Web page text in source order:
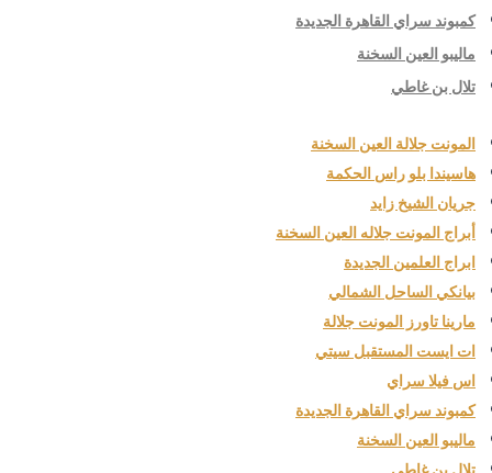
كمبوند سراي القاهرة الجديدة
ماليبو العين السخنة
تلال بن غاطي
المونت جلالة العين السخنة
هاسيندا بلو راس الحكمة
جريان الشيخ زايد
أبراج المونت جلاله العين السخنة
ابراج العلمين الجديدة
بيانكي الساحل الشمالي
مارينا تاورز المونت جلالة
ات ايست المستقبل سيتي
اس فيلا سراي
كمبوند سراي القاهرة الجديدة
ماليبو العين السخنة